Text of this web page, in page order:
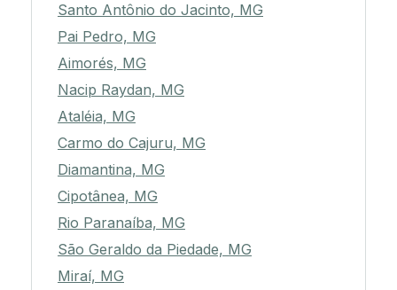
Santo Antônio do Jacinto, MG
Pai Pedro, MG
Aimorés, MG
Nacip Raydan, MG
Ataléia, MG
Carmo do Cajuru, MG
Diamantina, MG
Cipotânea, MG
Rio Paranaíba, MG
São Geraldo da Piedade, MG
Miraí, MG